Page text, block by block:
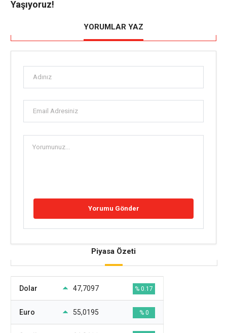
Yaşıyoruz!
YORUMLAR YAZ
Piyasa Özeti
Dolar 47,7097 % 0.17
Euro 55,0195 % 0